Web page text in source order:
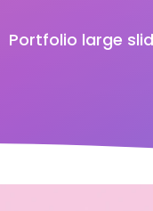
Portfolio large